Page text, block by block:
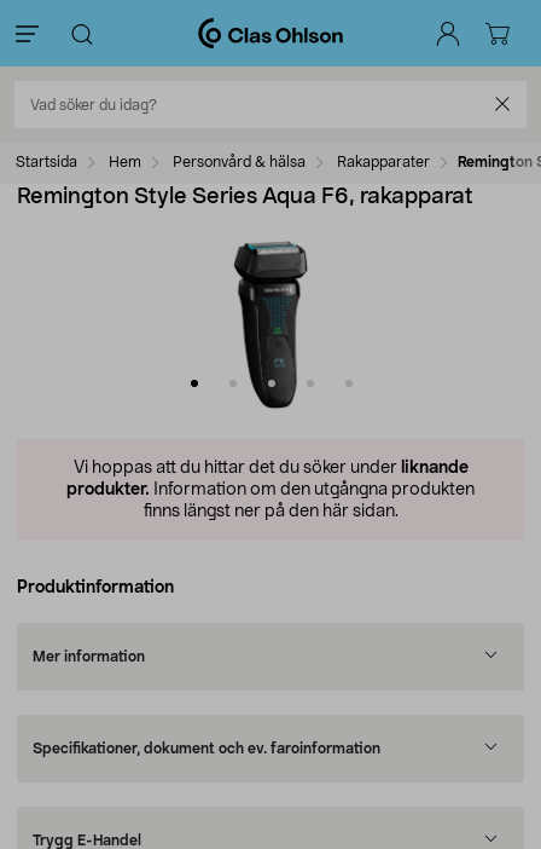
Startsida Hem Personvård & hälsa Rakapparater Remington
Remington Style Series Aqua F6, rakapparat
Vi hoppas att du hittar det du söker under liknande
produkter. Information om den utgångna produkten
finns längst ner på den här sidan.
Produktinformation
Mer information
Specifikationer, dokument och ev. faroinformation
Trygg E-Handel